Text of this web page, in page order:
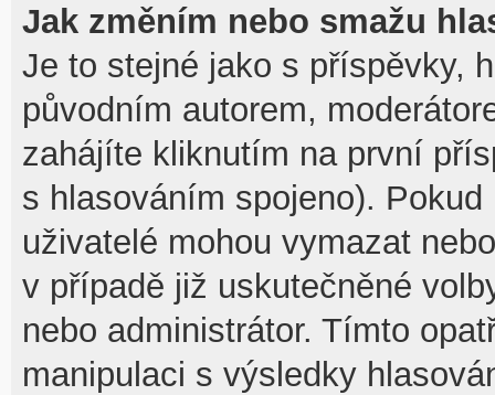
Jak změním nebo smažu
Je to stejné jako s příspěvky,
původním autorem,
zahájíte kliknutím na první
s hlasováním spojeno).
uživatelé mohou vymazat
v případě již uskutečněné
nebo administrátor. Tímto
manipulaci s výsledky